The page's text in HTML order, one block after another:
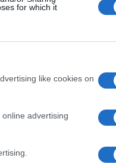
for which it
like cookies on
advertising
a szolidaritás és a
közösségekből áll
jelentette ki a történész.
Egyetem
Viktor, a Fidesz elnöke
Navracsics Tibor is
a református,